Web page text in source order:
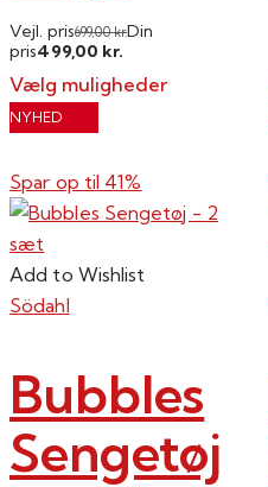
Vejl. pris699,00kr.Din
pris499,00 kr.
Vælg muligheder
Dette
har
flere
varianter.
Mulighederne
kan
varesiden
NYHED
Spar op til 41%
Add to Wishlist
Södahl
Bubbles
Sengetøj